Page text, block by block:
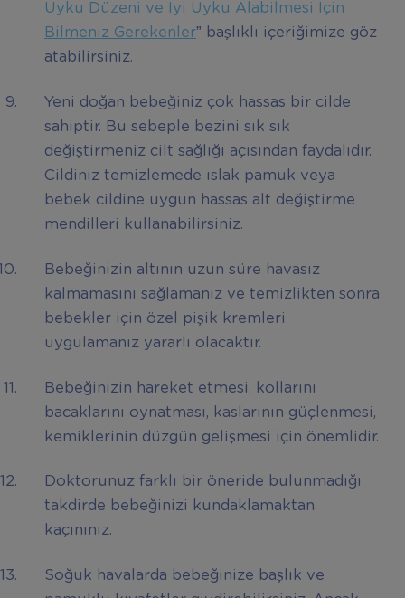
Uyku Düzeni ve İyi Uyku Alabilmesi İçin
Bilmeniz Gerekenler” başlıklı içeriğimize göz
atabilirsiniz.
Yeni doğan bebeğiniz çok hassas bir cilde
sahiptir. Bu sebeple bezini sık sık
değiştirmeniz cilt sağlığı açısından faydalıdır.
Cildiniz temizlemede ıslak pamuk veya
bebek cildine uygun hassas alt değiştirme
mendilleri kullanabilirsiniz.
Bebeğinizin altının uzun süre havasız
kalmamasını sağlamanız ve temizlikten sonra
bebekler için özel pişik kremleri
uygulamanız yararlı olacaktır.
Bebeğinizin hareket etmesi, kollarını
bacaklarını oynatması, kaslarının güçlenmesi,
kemiklerinin düzgün gelişmesi için önemlidir.
Doktorunuz farklı bir öneride bulunmadığı
takdirde bebeğinizi kundaklamaktan
kaçınınız.
Soğuk havalarda bebeğinize başlık ve